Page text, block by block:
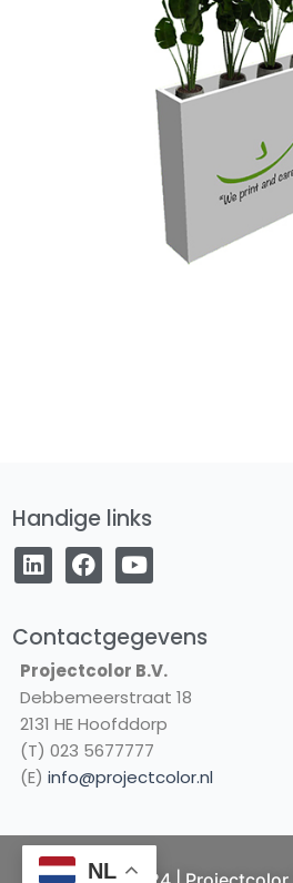
Handige links
L
i
n
e
i
n
F
a
c
b
o
o
k
Y
o
u
u
b
e
Contactgegevens
Projectcolor B.V.
Debbemeerstraat 18
2131 HE Hoofddorp
(T) 023 5677777
(E) info@projectcolor.nl
NL